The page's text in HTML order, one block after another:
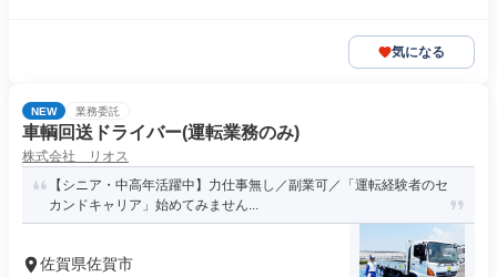
気になる
NEW 業務委託
車輌回送ドライバー(運転業務のみ)
株式会社 リオス
【シニア・中高年活躍中】力仕事無し／副業可／「運転経験者のセ
カンドキャリア」始めてみません...
佐賀県佐賀市